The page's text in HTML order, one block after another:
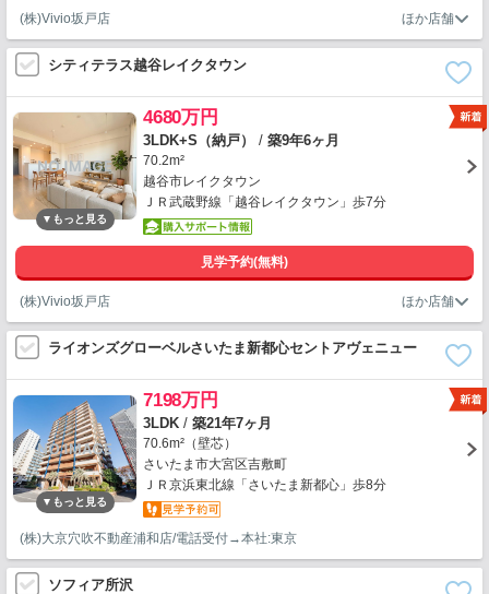
(株)Vivio坂戸店
シティテラス越谷レイクタウン
4680万円
3LDK+S（納戸） / 築9年6ヶ月
70.2m²
越谷市レイクタウン
ＪＲ武蔵野線「越谷レイクタウン」歩7分
見学予約(無料)
(株)Vivio坂戸店
ライオンズグローベルさいたま新都心セントアヴェニュー
7198万円
3LDK / 築21年7ヶ月
70.6m²（壁芯）
さいたま市大宮区吉敷町
ＪＲ京浜東北線「さいたま新都心」歩8分
(株)大京穴吹不動産浦和店/電話受付→本社:東京
ソフィア所沢